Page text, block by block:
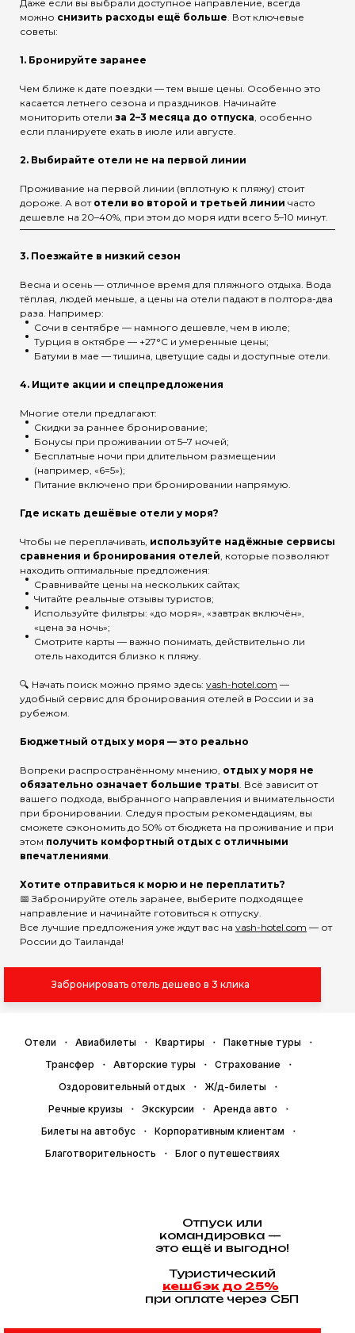
Даже если вы выбрали доступное направление, всегда
можно снизить расходы ещё больше. Вот ключевые
советы:
1. Бронируйте заранее
Чем ближе к дате поездки — тем выше цены. Особенно это
касается летнего сезона и праздников. Начинайте
мониторить отели за 2–3 месяца до отпуска, особенно
если планируете ехать в июле или августе.
2. Выбирайте отели не на первой линии
Проживание на первой линии (вплотную к пляжу) стоит
дороже. А вот отели во второй и третьей линии часто
дешевле на 20–40%, при этом до моря идти всего 5–10 минут.
3. Поезжайте в низкий сезон
Весна и осень — отличное время для пляжного отдыха. Вода
тёплая, людей меньше, а цены на отели падают в полтора-два
раза. Например:
Сочи в сентябре — намного дешевле, чем в июле;
Турция в октябре — +27°C и умеренные цены;
Батуми в мае — тишина, цветущие сады и доступные отели.
4. Ищите акции и спецпредложения
Многие отели предлагают:
Скидки за раннее бронирование;
Бонусы при проживании от 5–7 ночей;
Бесплатные ночи при длительном размещении
(например, «6=5»);
Питание включено при бронировании напрямую.
Где искать дешёвые отели у моря?
Чтобы не переплачивать, используйте надёжные сервисы
сравнения и бронирования отелей, которые позволяют
находить оптимальные предложения:
Сравнивайте цены на нескольких сайтах;
Читайте реальные отзывы туристов;
Используйте фильтры: «до моря», «завтрак включён»,
«цена за ночь»;
Смотрите карты — важно понимать, действительно ли
отель находится близко к пляжу.
🔍 Начать поиск можно прямо здесь: vash-hotel.com —
удобный сервис для бронирования отелей в России и за
рубежом.
Бюджетный отдых у моря — это реально
Вопреки распространённому мнению, отдых у моря не
обязательно означает большие траты. Всё зависит от
вашего подхода, выбранного направления и внимательности
при бронировании. Следуя простым рекомендациям, вы
сможете сэкономить до 50% от бюджета на проживание и при
этом получить комфортный отдых с отличными
впечатлениями.
Хотите отправиться к морю и не переплатить?
📅 Забронируйте отель заранее, выберите подходящее
направление и начинайте готовиться к отпуску.
Все лучшие предложения уже ждут вас на vash-hotel.com — от
России до Таиланда!
Забронировать отель дешево в 3 клика
Отели Авиабилеты Квартиры
Пакетные туры
Трансфер
Авторские туры
Страхование
Оздоровительный отдых
Ж/д-билеты
Речные круизы
Экскурсии
Аренда авто
Билеты на автобус
Корпоративным клиентам
Благотворительность
Блог о путешествиях
Отпуск или
командировка —
это ещё и выгодно!
Туристический
кешбэк до 25%
при оплате через СБП